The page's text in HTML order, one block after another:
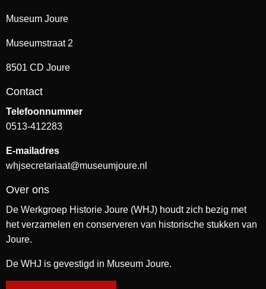
Museum Joure
Museumstraat 2
8501 CD Joure
Contact
Telefoonnummer
0513-412283
E-mailadres
whjsecretariaat@museumjoure.nl
Over ons
De Werkgroep Historie Joure (WHJ) houdt zich bezig met
het verzamelen en conserveren van historische stukken van
Joure.
De WHJ is gevestigd in Museum Joure.